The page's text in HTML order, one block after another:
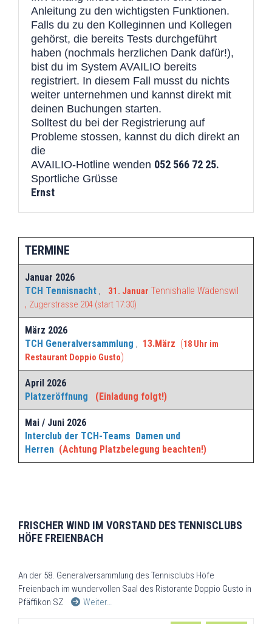
Anleitung zu den wichtigsten Funktionen.
Falls du zu den Kolleginnen und Kollegen
gehörst, die bereits Tests durchgeführt
haben (nochmals herzlichen Dank dafür!),
bist du im System AVAILIO bereits
registriert. In diesem Fall musst du nichts
weiter unternehmen und kannst direkt mit
deinen Buchungen starten.
Solltest du bei der Registrierung auf
Probleme stossen, kannst du dich direkt an
die
AVAILIO-Hotline wenden 052 566 72 25.
Sportliche Grüsse
Ernst
TERMINE
Januar 2026
TCH Tennisnacht , 31. Januar Tennishalle Wädenswil
, Zugerstrasse 204 (start 17:30)
März 2026
TCH Generalversammlung , 13.März (18 Uhr im
Restaurant Doppio Gusto)
April 2026
Platzeröffnung
(Einladung folgt!)
Mai / Juni 2026
Interclub der TCH-Teams Damen und
Herren (Achtung Platzbelegung beachten!)
FRISCHER WIND IM VORSTAND DES TENNISCLUBS
HÖFE FREIENBACH
An der 58. Generalversammlung des Tennisclubs Höfe
Freienbach im wundervollen Saal des Ristorante Doppio Gusto in
Pfäffikon SZ
Weiter…